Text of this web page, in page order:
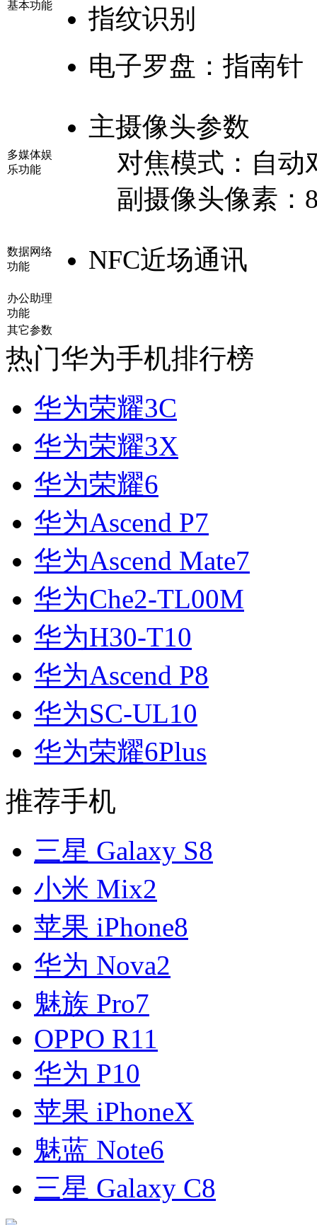
基本功能
指纹识别
电子罗盘： 指南针
多媒体娱
乐功能
主摄像头参数
对焦模式： 自动
副摄像头像素：
数据网络
功能
NFC近场通讯
办公助理
功能
其它参数
热门华为手机排行榜
华为荣耀3C
华为荣耀3X
华为荣耀6
华为Ascend P7
华为Ascend Mate7
华为Che2-TL00M
华为H30-T10
华为Ascend P8
华为SC-UL10
华为荣耀6Plus
推荐手机
三星 Galaxy S8
小米 Mix2
苹果 iPhone8
华为 Nova2
魅族 Pro7
OPPO R11
华为 P10
苹果 iPhoneX
魅蓝 Note6
三星 Galaxy C8